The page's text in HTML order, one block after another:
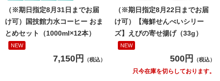
（※期日指定8月31日までお届
け可）国技館力水コーヒー おま
とめセット（1000ml×12本）
NEW
7,150円 （税込）
（※期日指定8月22日までお届
け可）【海鮮せんべいシリー
ズ】えびの寄せ揚げ（33g）
NEW
500円 （税込）
只今在庫を切らしております。